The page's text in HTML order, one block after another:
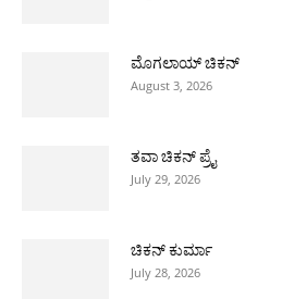
ಮೊಗಲಾಯ್ ಚಿಕನ್
August 3, 2026
ತವಾ ಚಿಕನ್ ಪ್ರೈ
July 29, 2026
ಚಿಕನ್ ಕುರ್ಮಾ
July 28, 2026